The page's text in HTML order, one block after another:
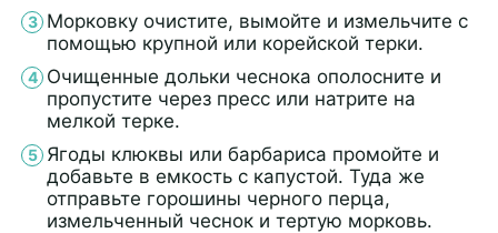
Морковку очистите, вымойте и измельчите с
помощью крупной или корейской терки.
Очищенные дольки чеснока ополосните и
пропустите через пресс или натрите на
мелкой терке.
Ягоды клюквы или барбариса промойте и
добавьте в емкость с капустой. Туда же
отправьте горошины черного перца,
измельченный чеснок и тертую морковь.